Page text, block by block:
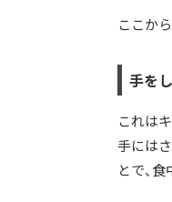
ここか
手を
これは
手には
とで、